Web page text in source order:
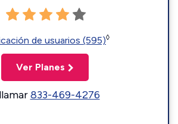
de usuarios (595)◊
Ver Planes
833-469-4276